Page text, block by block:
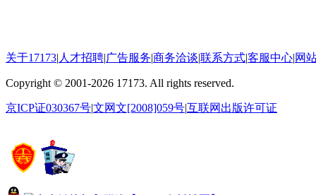
关于17173| 人才招聘|广告服务|商务洽谈|联系方式|客服中心|网
Copyright © 2001-2026 17173. All rights reserved.
京ICP证030367号|文网文[2008]059号|互联网出版许可证